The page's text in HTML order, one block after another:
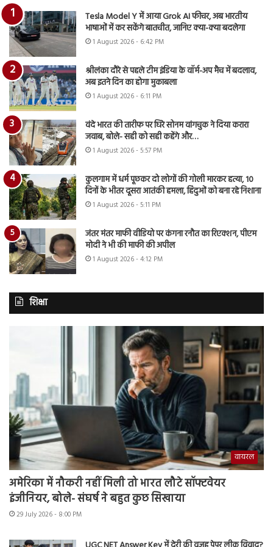
Tesla Model Y में आया Grok AI फीचर, अब भारतीय
भाषाओं में कर सकेंगे बातचीत, जानिए क्या-क्या बदलेगा
1 August 2026 - 6:42 PM
श्रीलंका दौरे से पहले टीम इंडिया के वॉर्म-अप मैच में बदलाव,
अब इतने दिन का होगा मुकाबला
1 August 2026 - 6:11 PM
वंदे भारत की तारीफ पर घिरे सोनम वांगचुक ने दिया करारा
जवाब, बोले- सही को सही कहेंगे और…
1 August 2026 - 5:57 PM
कुलगाम में धर्म पूछकर दो लोगों की गोली मारकर हत्या, 10
दिनों के भीतर दूसरा आतंकी हमला, हिंदुओं को बना रहे निशाना
1 August 2026 - 5:11 PM
जंतर मंतर माफी वीडियो पर कंगना रनौत का रिएक्शन, पीएम
मोदी ने भी की माफी की अपील
1 August 2026 - 4:12 PM
शिक्षा
वायरल
अमेरिका में नौकरी नहीं मिली तो भारत लौटे सॉफ्टवेयर
इंजीनियर, बोले- संघर्ष ने बहुत कुछ सिखाया
29 July 2026 - 8:00 PM